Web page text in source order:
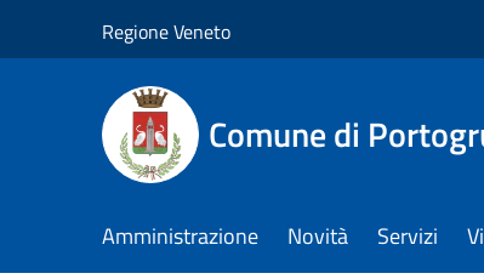
Regione Veneto
Comune di
Amministrazione Novità Servizi